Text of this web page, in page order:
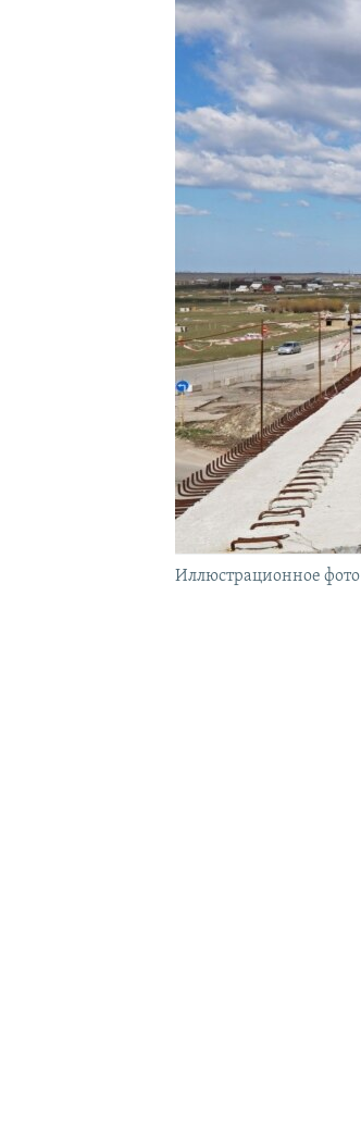
КРЫМ.НЕПОКОРЕННЫЙ
УКРАИНСКАЯ ПРОБЛЕМА КРЫМА
Иллюстрационное фото